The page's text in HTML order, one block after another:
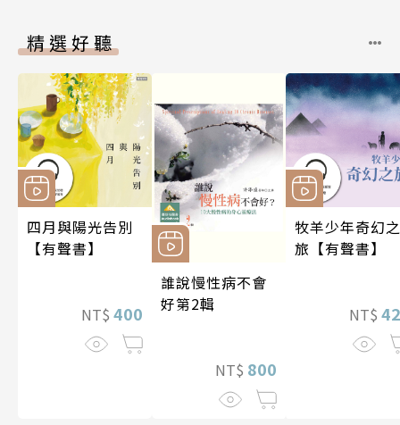
精選好聽
四月與陽光告別
【有聲書】
NT$ 400
誰說慢性病不會
好第2輯
NT$ 800
牧羊少年奇幻之
旅【有聲書】
NT$